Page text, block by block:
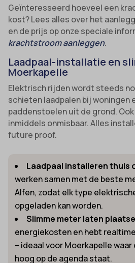
Geïnteresseerd hoeveel een
kost? Lees alles over het
en de prijs op onze speciale
krachtstroom aanleggen.
Laadpaal-installatie en
Moerkapelle
Elektrisch rijden wordt steeds
schieten laadpalen bij woningen
paddenstoelen uit de grond.
inmiddels onmisbaar. Alles
future proof.
Laadpaal installeren thuis
werken samen met de beste
Alfen, zodat elk type
opgeladen kan worden.
Slimme meter laten
energiekosten en hebt
– ideaal voor Moerkapelle
hoog op de agenda staat.